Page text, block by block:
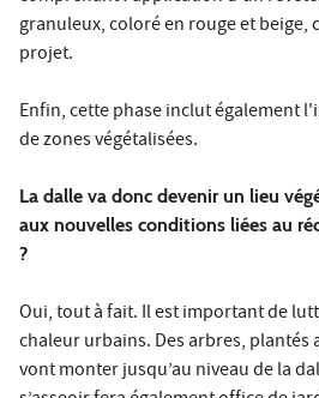
granuleux, coloré en rouge et beige,
projet.
Enfin, cette phase inclut également
de zones végétalisées.
La dalle va donc devenir un lieu
aux nouvelles conditions liées au
?
Oui, tout à fait. Il est important de
chaleur urbains. Des arbres, plantés
vont monter jusqu’au niveau de la